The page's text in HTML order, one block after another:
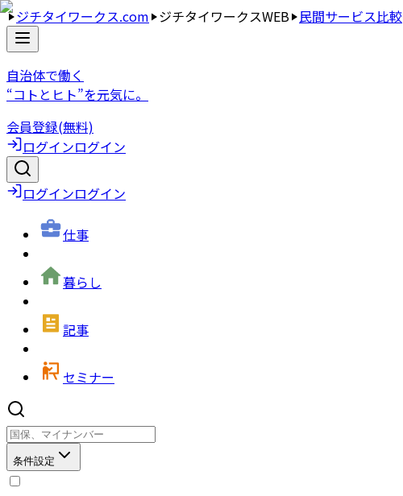
ジチタイワークス.com ジチタイワークスWEB 民間サービス比較
自治体で働く
“コトとヒト”を元気に。
会員登録(無料)
ログインログイン
ログインログイン
仕事
暮らし
記事
セミナー
条件設定